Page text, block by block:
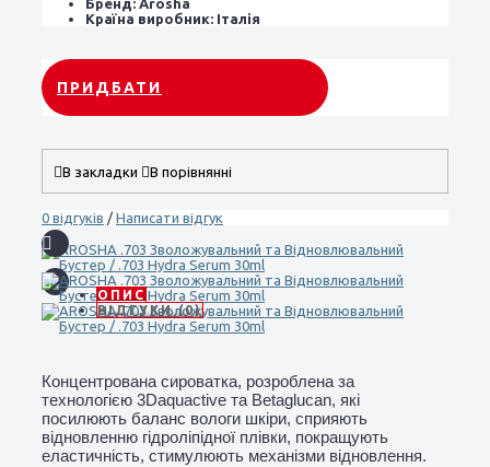
Бренд: Arosha
Країна виробник: Італія
ПРИДБАТИ
В закладки В порівнянні
0 відгуків / Написати відгук
ОПИС
ВІДГУКИ (0)
Концентрована сироватка, розроблена за
технологією 3Daquactive та Betaglucan, які
посилюють баланс вологи шкіри, сприяють
відновленню гідроліпідної плівки, покращують
еластичність, стимулюють механізми відновлення.